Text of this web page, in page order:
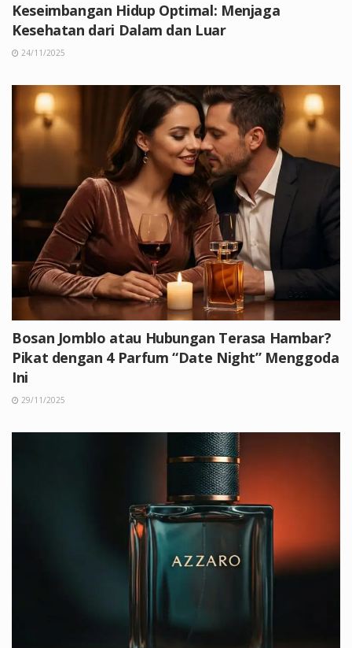
Keseimbangan Hidup Optimal: Menjaga
Kesehatan dari Dalam dan Luar
24/11/2025
Bosan Jomblo atau Hubungan Terasa Hambar?
Pikat dengan 4 Parfum “Date Night” Menggoda
Ini
29/11/2025